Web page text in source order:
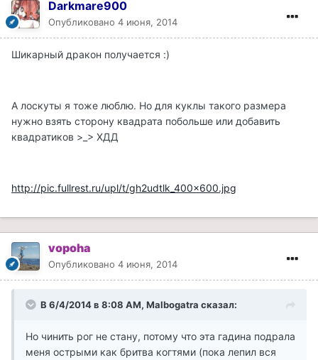
Darkmare900
Опубликовано 4 июня, 2014
Шикарный дракон получается :)
А лоскуты я тоже люблю. Но для куклы такого размера
нужно взять сторону квадрата побольше или добавить
квадратиков >_> ХДД
http://pic.fullrest.ru/upl/t/gh2udtlk_400x600.jpg
vopoha
Опубликовано 4 июня, 2014
В 6/4/2014 в 8:08 AM, Malbogatra сказал:
Но чинить рог не стану, потому что эта гадина подрала
меня острыми как бритва когтями (пока лепил вся